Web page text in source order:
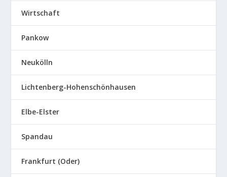
Wirtschaft
Pankow
Neukölln
Lichtenberg-Hohenschönhausen
Elbe-Elster
Spandau
Frankfurt (Oder)